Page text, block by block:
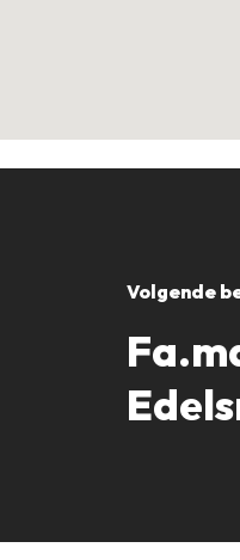
Volgende